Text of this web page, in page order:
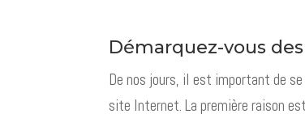
Démarquez-vous
De nos jours, il est important de
site Internet. La première raison